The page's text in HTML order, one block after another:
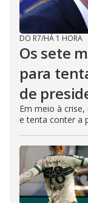
DO R7/HÁ 1 HORA
Os sete
para
de
Em meio à
e tenta conter a